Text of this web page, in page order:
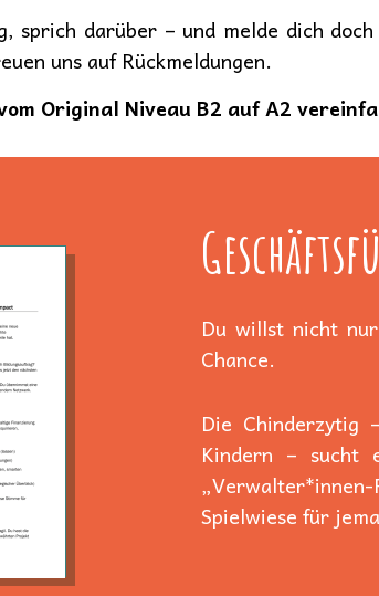
sprich darüber – und melde dich
uns auf Rückmeldungen.
Original Niveau B2 auf A2
Du willst nicht
Chance.
Die
Kindern – sucht
Spielwiese für